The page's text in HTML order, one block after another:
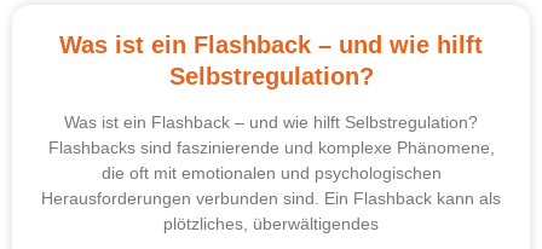
Was ist ein Flashback – und wie hilft
Selbstregulation?
Was ist ein Flashback – und wie hilft Selbstregulation?
Flashbacks sind faszinierende und komplexe Phänomene,
die oft mit emotionalen und psychologischen
Herausforderungen verbunden sind. Ein Flashback kann als
plötzliches, überwältigendes